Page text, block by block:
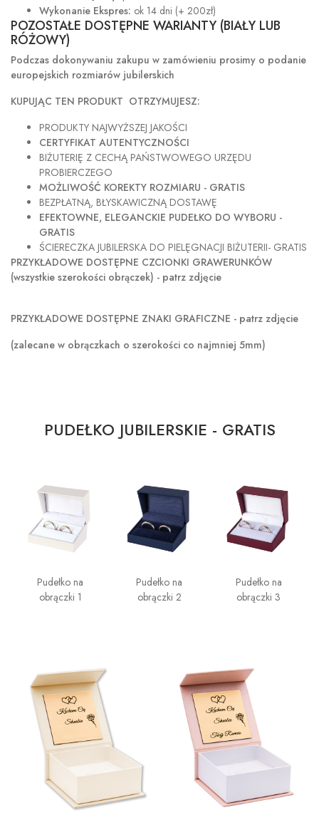
Wykonanie Ekspres: ok 14 dni (+ 200zł)
POZOSTAŁE DOSTĘPNE WARIANTY (BIAŁY LUB
RÓŻOWY)
Podczas dokonywaniu zakupu w zamówieniu prosimy o podanie
europejskich rozmiarów jubilerskich
KUPUJĄC TEN PRODUKT OTRZYMUJESZ:
PRODUKTY NAJWYŻSZEJ JAKOŚCI
CERTYFIKAT AUTENTYCZNOŚCI
BIŻUTERIĘ Z CECHĄ PAŃSTWOWEGO URZĘDU
PROBIERCZEGO
MOŻLIWOŚĆ KOREKTY ROZMIARU - GRATIS
BEZPŁATNĄ, BŁYSKAWICZNĄ DOSTAWĘ
EFEKTOWNE, ELEGANCKIE PUDEŁKO DO WYBORU -
GRATIS
ŚCIERECZKA JUBILERSKA DO PIELĘGNACJI BIŻUTERII- GRATIS
PRZYKŁADOWE DOSTĘPNE CZCIONKI GRAWERUNKÓW
(wszystkie szerokości obrączek) - patrz zdjęcie
PRZYKŁADOWE DOSTĘPNE ZNAKI GRAFICZNE - patrz zdjęcie
(zalecane w obrączkach o szerokości co najmniej 5mm)
PUDEŁKO JUBILERSKIE - GRATIS
Pudełko na
obrączki 1
Pudełko na
obrączki 2
Pudełko na
obrączki 3